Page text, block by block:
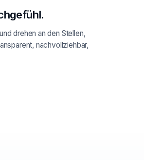
drehen an den Stellen,
nachvollziehbar,